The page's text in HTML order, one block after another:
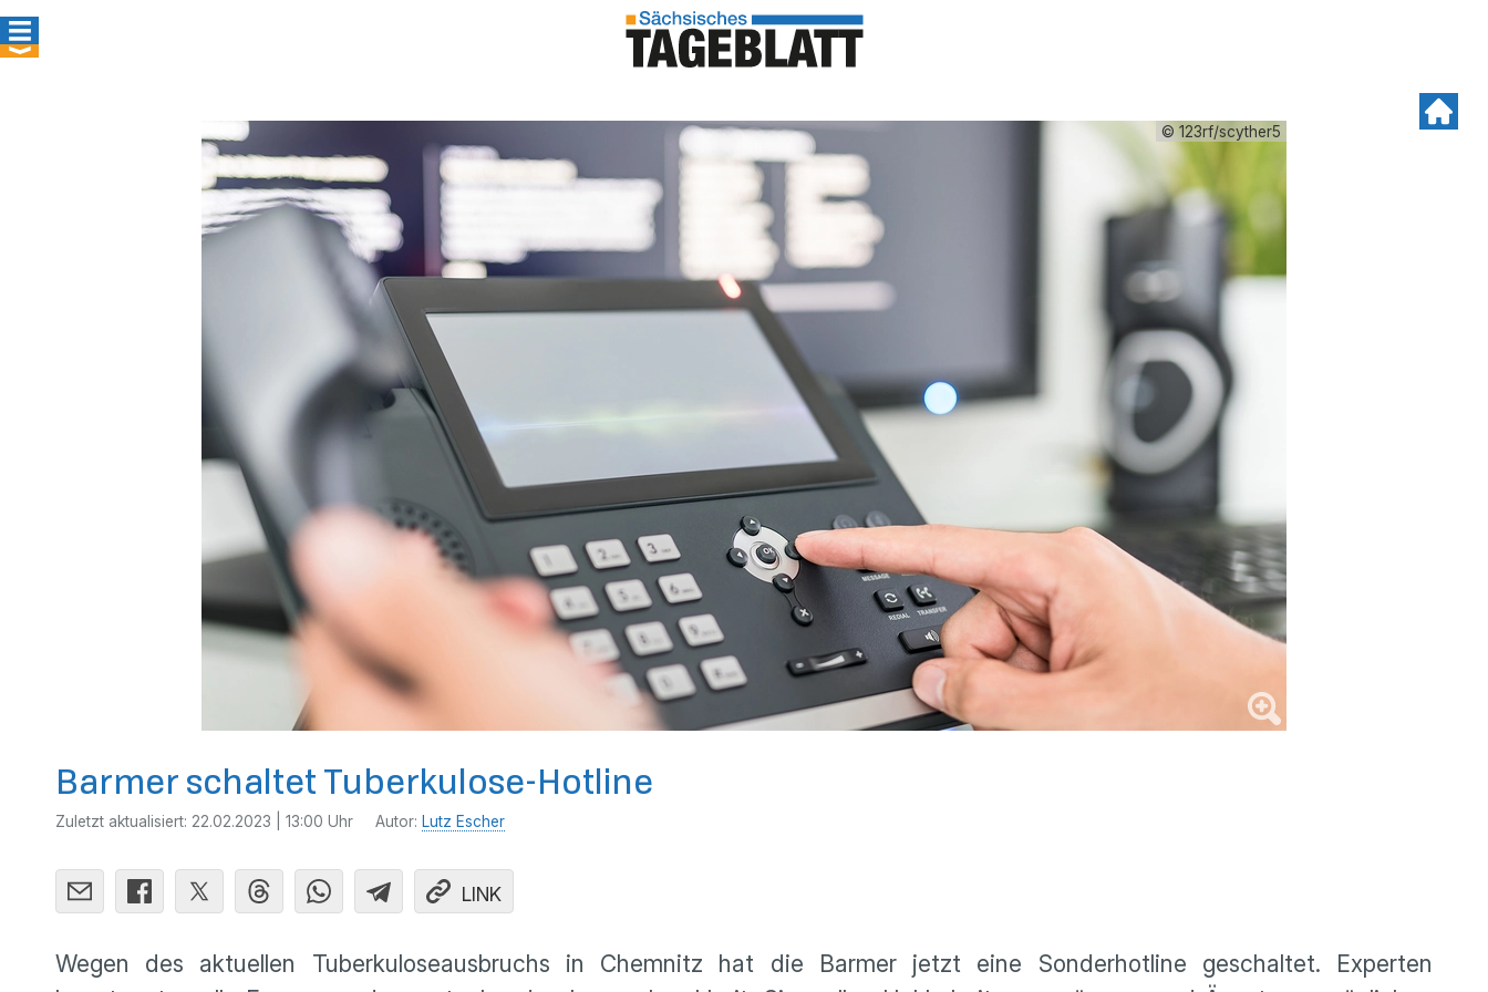
© 123rf/scyther5
Barmer schaltet Tuberkulose-Hotline
Zuletzt aktualisiert: 22.02.2023 | 13:00 Uhr Autor: Lutz Escher
LINK
Wegen des aktuellen Tuberkuloseausbruchs in Chemnitz hat die Barmer jetzt eine Sonderhotline geschaltet. Experten